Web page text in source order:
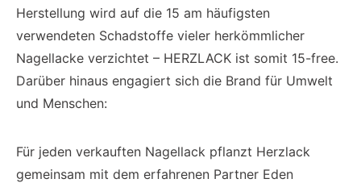
Herstellung wird auf die 15 am häufigsten
verwendeten Schadstoffe vieler herkömmlicher
Nagellacke verzichtet – HERZLACK ist somit 15-free.
Darüber hinaus engagiert sich die Brand für Umwelt
und Menschen:
Für jeden verkauften Nagellack pflanzt Herzlack
gemeinsam mit dem erfahrenen Partner Eden